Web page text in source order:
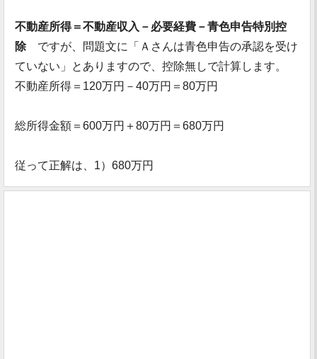
不動産所得＝不動産収入－必要経費－青色申告特別控
除ですが、問題文に「Ａさんは青色申告の承認を受け
ていない」とありますので、控除無しで計算します。
不動産所得＝120万円－40万円＝80万円
総所得金額＝600万円＋80万円＝680万円
従って正解は、1）680万円